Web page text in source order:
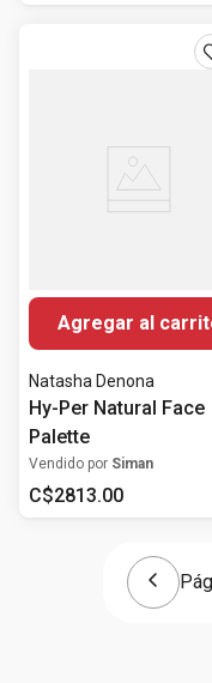
Agregar al
Natasha Denona
Hy-Per Natural Face
Palette
Vendido por Siman
C$2813.00